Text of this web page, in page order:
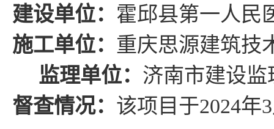
建设单位： 霍邱县第一人民
施工单位： 重庆思源建筑技
监理单位： 济南市建设
督查情况： 该项目于2024年3